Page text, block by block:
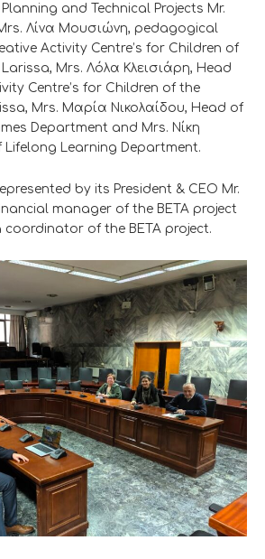
and Technical Projects Mr.
Λίνα Μουσιώνη, pedagogical
Activity Centre’s for Children of
Mrs. Λόλα Κλεισιάρη, Head
Centre’s for Children of the
Mrs. Μαρία Νικολαίδου, Head of
Department and Mrs. Νίκη
Lifelong Learning Department.
by its President & CEO Mr.
manager of the BETA project
coordinator of the BETA project.